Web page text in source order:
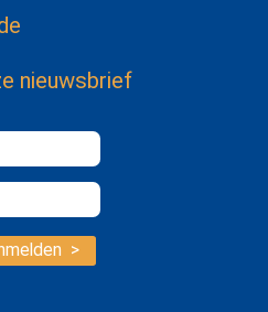
nieuwsbrief
>